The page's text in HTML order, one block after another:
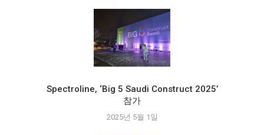
Spectroline, ‘Big 5 Saudi Construct 2025’
참가
2025년 5월 1일